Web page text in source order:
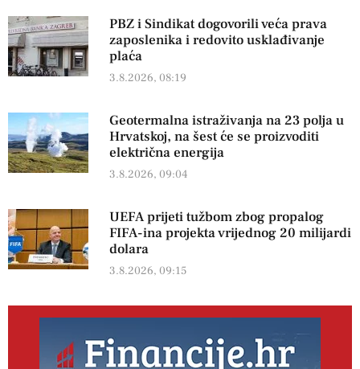
PBZ i Sindikat dogovorili veća prava
zaposlenika i redovito usklađivanje
plaća
3.8.2026, 08:19
Geotermalna istraživanja na 23 polja u
Hrvatskoj, na šest će se proizvoditi
električna energija
3.8.2026, 09:04
UEFA prijeti tužbom zbog propalog
FIFA-ina projekta vrijednog 20 milijardi
dolara
3.8.2026, 09:15